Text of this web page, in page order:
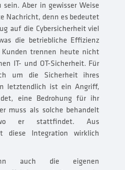
sein. Aber in gewisser Weise
Nachricht, denn es bedeutet
auf die Cybersicherheit viel
die betriebliche Effizienz
trennen heute nicht
IT- und OT-Sicherheit. Für
um die Sicherheit ihres
letztendlich ist ein Angriff,
eine Bedrohung für ihr
muss als solche behandelt
er stattfindet. Aus
diese Integration wirklich
auch die eigenen